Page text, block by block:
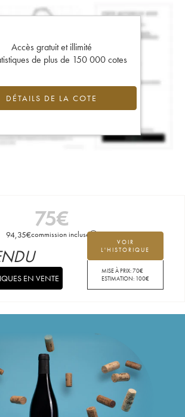
Accès gratuit et illimité
de plus de 150 000 cotes
DÉTAILS DE LA COTE
75€
94,35€commission incluse
VOIR
L'HISTORIQUE
MISE À PRIX:70€
ESTIMATION: 100€
EN VENTE